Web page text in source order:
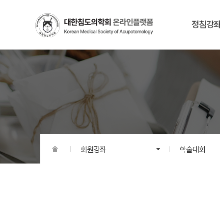
정침강
회원강좌 학술대회